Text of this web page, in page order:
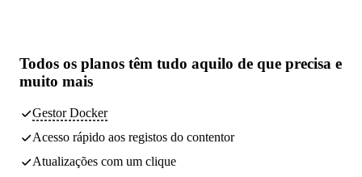
Todos os planos têm tudo aquilo de que precisa e
muito mais
Gestor Docker
Acesso rápido aos registos do contentor
Atualizações com um clique